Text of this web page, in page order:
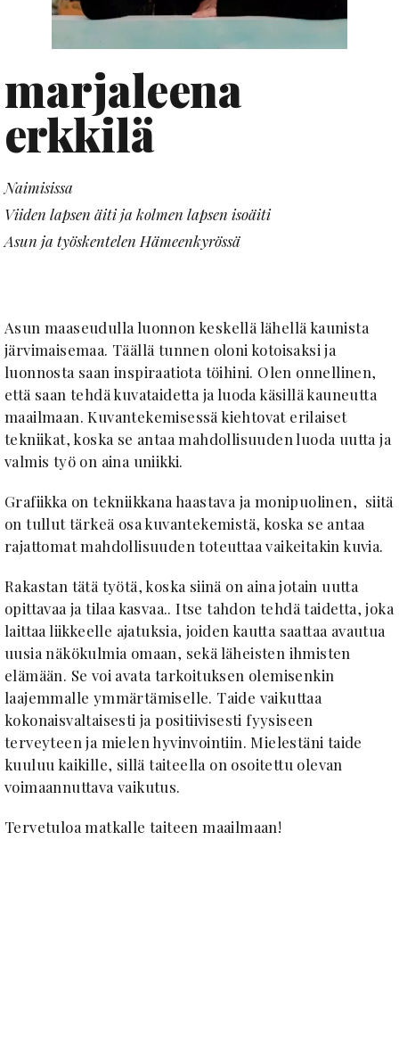
marjaleena
erkkilä
Naimisissa
Viiden lapsen äiti ja kolmen lapsen isoäiti
Asun ja työskentelen Hämeenkyrössä
Asun maaseudulla luonnon keskellä lähellä kaunista
järvimaisemaa. Täällä tunnen oloni kotoisaksi ja
luonnosta saan inspiraatiota töihini. Olen onnellinen,
että saan tehdä kuvataidetta ja luoda käsillä kauneutta
maailmaan. Kuvantekemisessä kiehtovat erilaiset
tekniikat, koska se antaa mahdollisuuden luoda uutta ja
valmis työ on aina uniikki.
Grafiikka on tekniikkana haastava ja monipuolinen, siitä
on tullut tärkeä osa kuvantekemistä, koska se antaa
rajattomat mahdollisuuden toteuttaa vaikeitakin kuvia.
Rakastan tätä työtä, koska siinä on aina jotain uutta
opittavaa ja tilaa kasvaa.. Itse tahdon tehdä taidetta, joka
laittaa liikkeelle ajatuksia, joiden kautta saattaa avautua
uusia näkökulmia omaan, sekä läheisten ihmisten
elämään. Se voi avata tarkoituksen olemisenkin
laajemmalle ymmärtämiselle. Taide vaikuttaa
kokonaisvaltaisesti ja positiivisesti fyysiseen
terveyteen ja mielen hyvinvointiin. Mielestäni taide
kuuluu kaikille, sillä taiteella on osoitettu olevan
voimaannuttava vaikutus.
Tervetuloa matkalle taiteen maailmaan!